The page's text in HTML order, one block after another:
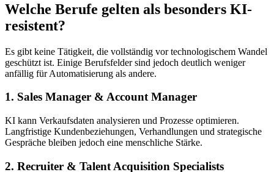
Welche Berufe gelten als besonders KI-
resistent?
Es gibt keine Tätigkeit, die vollständig vor technologischem Wandel
geschützt ist. Einige Berufsfelder sind jedoch deutlich weniger
anfällig für Automatisierung als andere.
1. Sales Manager & Account Manager
KI kann Verkaufsdaten analysieren und Prozesse optimieren.
Langfristige Kundenbeziehungen, Verhandlungen und strategische
Gespräche bleiben jedoch eine menschliche Stärke.
2. Recruiter & Talent Acquisition Specialists